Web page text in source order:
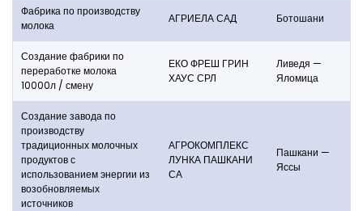
Фабрика по производству
молока
АГРИЕЛА САД Ботошани
Создание фабрики по
переработке молока
10000л / смену
ЕКО ФРЕШ ГРИН
ХАУС СРЛ
Ливедя —
Яломица
Создание завода по
производству
традиционных молочных
продуктов с
использованием энергии из
возобновляемых
источников
АГРОКОМПЛЕКС
ЛУНКА ПАШКАНИ
СА
Пашкани —
Яссы